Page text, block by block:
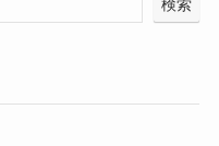
検索